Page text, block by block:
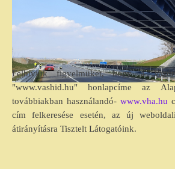
Felhívjuk figyelmüket, hogy a
"www.vashid.hu" honlapcíme az
továbbiakban használandó- www.vha.hu
cím felkeresése esetén, az új
átirányításra Tisztelt Látogatóink.